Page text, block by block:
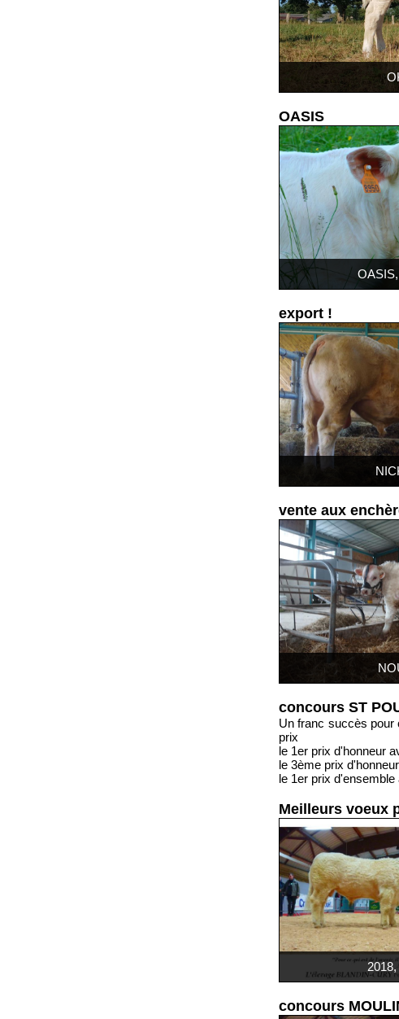
OASIS
export !
vente aux
concours ST
Un franc succès pour
prix
le 1er prix d'honneur
le 3ème prix
le 1er prix
Meilleurs voeux
concours